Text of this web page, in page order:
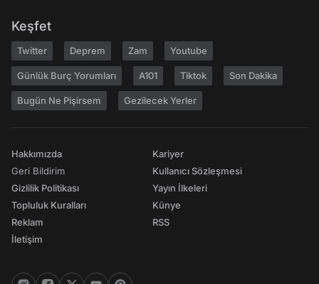
Keşfet
Twitter Deprem Zam Youtube
Günlük Burç Yorumları A101 Tiktok Son Dakika
Bugün Ne Pişirsem Gezilecek Yerler
Hakkımızda
Geri Bildirim
Gizlilik Politikası
Topluluk Kuralları
Reklam
İletişim
Kariyer
Kullanıcı Sözleşmesi
Yayın İlkeleri
Künye
RSS